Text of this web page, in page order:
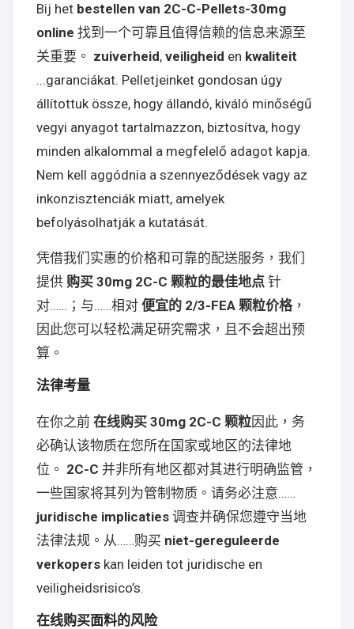
Bij het bestellen van 2C-C-Pellets-30mg
online 找到一个可靠且值得信赖的信息来源至
关重要。 zuiverheid, veiligheid en kwaliteit
...garanciákat. Pelletjeinket gondosan úgy
állítottuk össze, hogy állandó, kiváló minőségű
vegyi anyagot tartalmazzon, biztosítva, hogy
minden alkalommal a megfelelő adagot kapja.
Nem kell aggódnia a szennyeződések vagy az
inkonzisztenciák miatt, amelyek
befolyásolhatják a kutatását.
凭借我们实惠的价格和可靠的配送服务，我们
提供 购买 30mg 2C-C 颗粒的最佳地点 针
对……；与……相对 便宜的 2/3-FEA 颗粒价格，
因此您可以轻松满足研究需求，且不会超出预
算。
法律考量
在你之前 在线购买 30mg 2C-C 颗粒因此，务
必确认该物质在您所在国家或地区的法律地
位。 2C-C 并非所有地区都对其进行明确监管，
一些国家将其列为管制物质。请务必注意……
juridische implicaties 调查并确保您遵守当地
法律法规。从……购买 niet-gereguleerde
verkopers kan leiden tot juridische en
veiligheidsrisico’s.
在线购买面料的风险